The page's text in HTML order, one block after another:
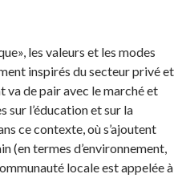
les valeurs et les modes
inspirés du secteur privé et
va de pair avec le marché et
sur l’éducation et sur la
ce contexte, où s’ajoutent
(en termes d’environnement,
locale est appelée à